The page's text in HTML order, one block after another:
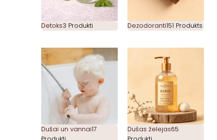
Detoks3 Produkti Dezodoranti151 Produkts
Dušai un vannai17
Dušas želejas65